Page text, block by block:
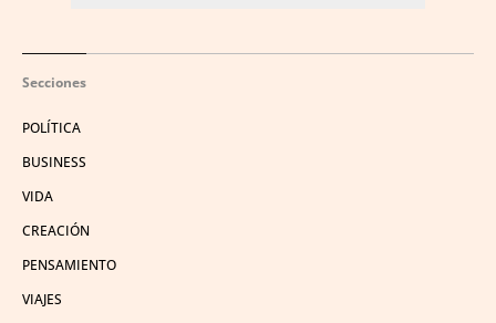
Secciones
POLÍTICA
BUSINESS
VIDA
CREACIÓN
PENSAMIENTO
VIAJES